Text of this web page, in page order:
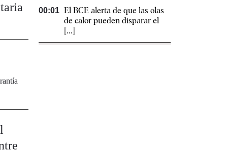
00:01 El BCE alerta de que las olas
de calor pueden disparar el
[...]